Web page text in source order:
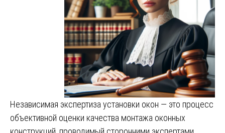
Независимая экспертиза установки окон — это процесс
объективной оценки качества монтажа оконных